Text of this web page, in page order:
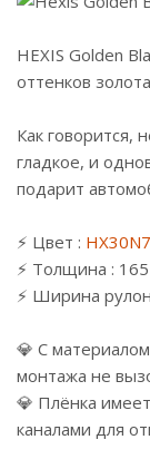
HEXIS Golden
оттенков
Как говорится,
гладкое, и
подарит
⚡ Цвет :
⚡ Толщина :
⚡ Ширина
💎 С
монтажа не
💎 Плёнка
каналами для